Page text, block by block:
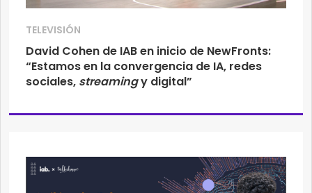
TELEVISIÓN
David Cohen de IAB en inicio de NewFronts:
“Estamos en la convergencia de IA, redes
sociales, streamingy digital”